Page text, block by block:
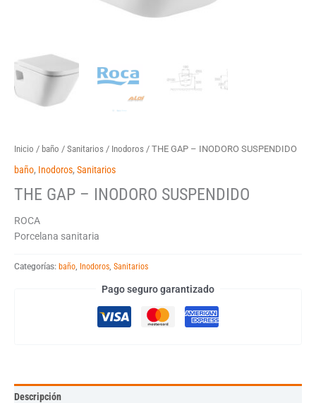
Inicio / baño / Sanitarios / Inodoros / THE GAP – INODORO SUSPENDIDO
baño, Inodoros, Sanitarios
THE GAP – INODORO SUSPENDIDO
ROCA
Porcelana sanitaria
Categorías: baño Inodoros Sanitarios
Pago seguro garantizado
Descripción